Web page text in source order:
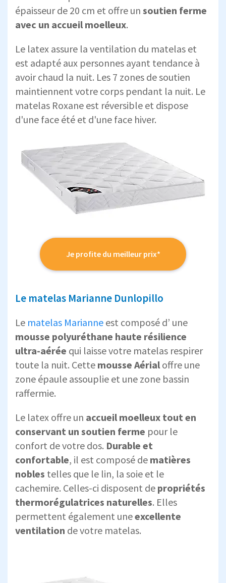
épaisseur de 20 cm et offre un soutien ferme
avec un accueil moelleux.
Le latex assure la ventilation du matelas et
est adapté aux personnes ayant tendance à
avoir chaud la nuit. Les 7 zones de soutien
maintiennent votre corps pendant la nuit. Le
matelas Roxane est réversible et dispose
d'une face été et d'une face hiver.
Je profite du meilleur prix*
Le matelas Marianne Dunlopillo
Le matelas Marianne est composé d’ une
mousse polyuréthane haute résilience
ultra-aérée qui laisse votre matelas respirer
toute la nuit. Cette mousse Aérial offre une
zone épaule assouplie et une zone bassin
raffermie.
Le latex offre un accueil moelleux tout en
conservant un soutien ferme pour le
confort de votre dos. Durable et
confortable, il est composé de matières
nobles telles que le lin, la soie et le
cachemire. Celles-ci disposent de propriétés
thermorégulatrices naturelles. Elles
permettent également uneexcellente
ventilation de votre matelas.